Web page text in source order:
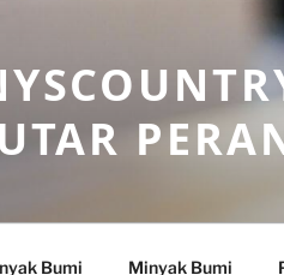
Bumi Minyak Bumi